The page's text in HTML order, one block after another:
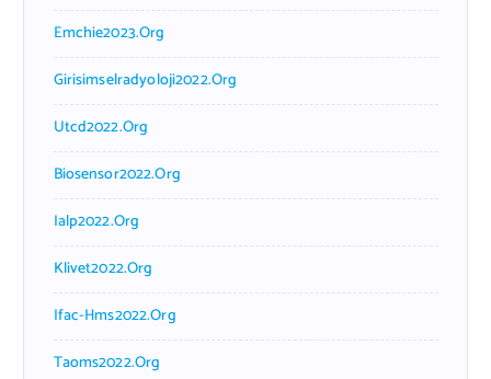
Emchie2023.org
Girisimselradyoloji2022.org
Utcd2022.org
Biosensor2022.org
Ialp2022.org
Klivet2022.org
Ifac-Hms2022.org
Taoms2022.org